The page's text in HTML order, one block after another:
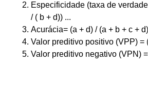
Especificidade (taxa de
/ ( b + d)) ...
Acurácia= (a + d) / (a + b + c +
Valor preditivo positivo (VPP) =
Valor preditivo negativo (VPN)